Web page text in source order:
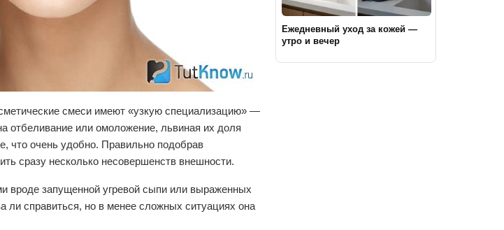
Ежедневный уход за кожей —
утро и вечер
смеси имеют «узкую специализацию» —
отбеливание или омоложение, львиная их доля
что очень удобно. Правильно подобрав
сразу несколько несовершенств внешности.
вроде запущенной угревой сыпи или выраженных
ли справиться, но в менее сложных ситуациях она